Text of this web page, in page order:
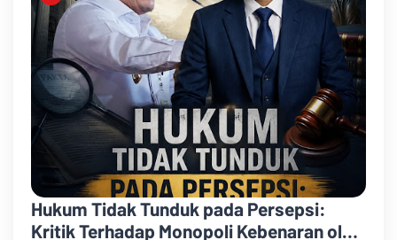
Hukum Tidak Tunduk pada Persepsi:
Kritik Terhadap Monopoli Kebenaran oleh